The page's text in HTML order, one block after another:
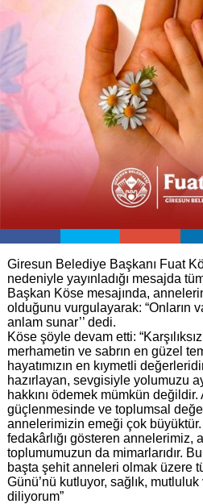
Giresun Belediye Başkanı Fuat
nedeniyle yayınladığı mesajda
Başkan Köse mesajında,
olduğunu vurgulayarak: “Onların
anlam sunar’’ dedi.
Köse şöyle devam etti:
merhametin ve sabrın en güzel
hayatımızın en kıymetli
hazırlayan, sevgisiyle yolumuzu
hakkını ödemek mümkün değildir.
güçlenmesinde ve toplumsal
annelerimizin emeği çok
fedakârlığı gösteren annelerimiz,
toplumumuzun da mimarlarıdır.
başta şehit anneleri olmak üzere
Günü’nü kutluyor, sağlık,
diliyorum”